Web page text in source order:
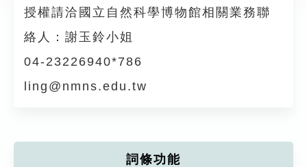
授權請洽國立自然科學博物館相關業務聯
絡人：謝玉鈴小姐
04-23226940*786
ling@nmns.edu.tw
詞條功能